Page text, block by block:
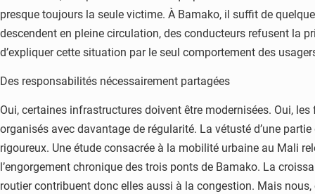
presque toujours la seule victime. À Bamako, il suffit de
descendent en pleine circulation, des conducteurs refusent la
d’expliquer cette situation par le seul comportement des
Des responsabilités nécessairement partagées
Oui, certaines infrastructures doivent être modernisées. Oui,
organisés avec davantage de régularité. La vétusté d’une
rigoureux. Une étude consacrée à la mobilité urbaine au Mali
l’engorgement chronique des trois ponts de Bamako. La
routier contribuent donc elles aussi à la congestion. Mais